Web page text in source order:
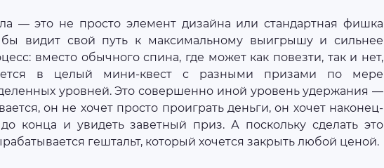
— это не просто элемент дизайна или стандартная фишка
бы видит свой путь к максимальному выигрышу и сильнее
вместо обычного спина, где может как повезти, так и нет,
в целый мини-квест с разными призами по мере
уровней. Это совершенно иной уровень удержания —
он не хочет просто проиграть деньги, он хочет наконец-
конца и увидеть заветный приз. А поскольку сделать это
гештальт, который хочется закрыть любой ценой.